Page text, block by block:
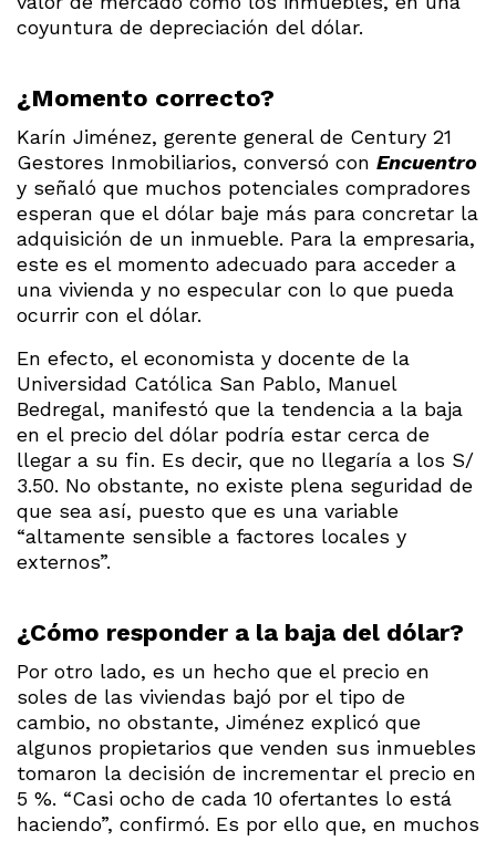
coyuntura de depreciación del dólar.
¿Momento correcto?
Karín Jiménez, gerente general de Century 21
Gestores Inmobiliarios, conversó con Encuentro
y señaló que muchos potenciales compradores
esperan que el dólar baje más para concretar la
adquisición de un inmueble. Para la empresaria,
este es el momento adecuado para acceder a
una vivienda y no especular con lo que pueda
ocurrir con el dólar.
En efecto, el economista y docente de la
Universidad Católica San Pablo, Manuel
Bedregal, manifestó que la tendencia a la baja
en el precio del dólar podría estar cerca de
llegar a su fin. Es decir, que no llegaría a los S/
3.50. No obstante, no existe plena seguridad de
que sea así, puesto que es una variable
“altamente sensible a factores locales y
externos”.
¿Cómo responder a la baja del dólar?
Por otro lado, es un hecho que el precio en
soles de las viviendas bajó por el tipo de
cambio, no obstante, Jiménez explicó que
algunos propietarios que venden sus inmuebles
tomaron la decisión de incrementar el precio en
5 %. “Casi ocho de cada 10 ofertantes lo está
haciendo”, confirmó. Es por ello que, en muchos